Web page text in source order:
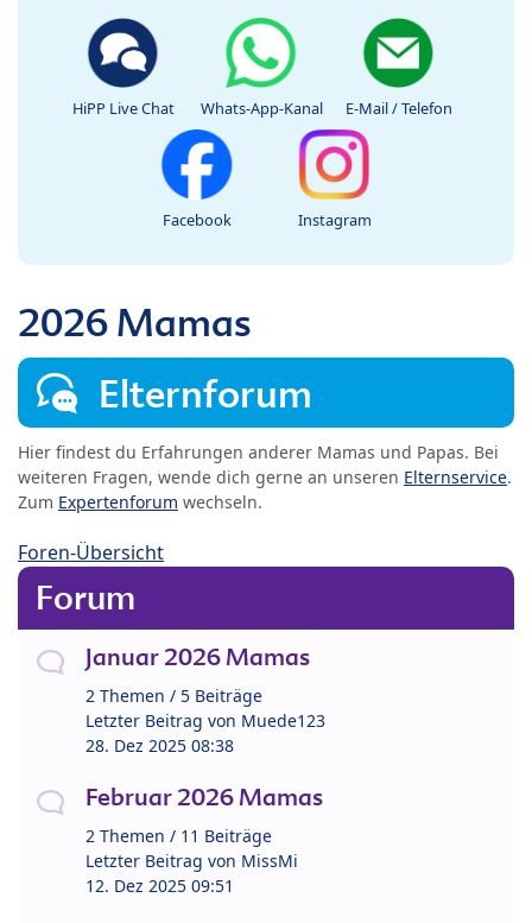
HiPP Live Chat Whats-App-Kanal E-Mail / Telefon
Facebook Instagram
2026 Mamas
Elternforum
Hier findest du Erfahrungen anderer Mamas und Papas. Bei
weiteren Fragen, wende dich gerne an unseren Elternservice.
Zum Expertenforum wechseln.
Foren-Übersicht
Forum
Januar 2026 Mamas
2 Themen / 5 Beiträge
Letzter Beitrag von Muede123
28. Dez 2025 08:38
Februar 2026 Mamas
2 Themen / 11 Beiträge
Letzter Beitrag von MissMi
12. Dez 2025 09:51